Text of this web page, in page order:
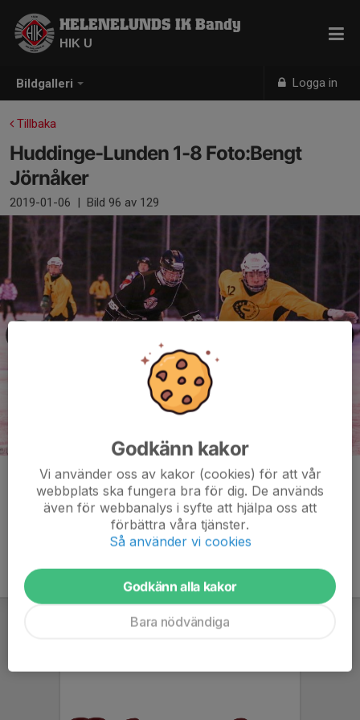
Bildgalleri Logga in
HELENELUNDS IK Bandy
HIK U
Tillbaka
Huddinge-Lunden 1-8 Foto:Bengt
Jörnåker
2019-01-06 | Bild 96 av 129
Kommentarer
Godkänn kakor
Vi använder oss av kakor (cookies) för att vår
webbplats ska fungera bra för dig. De används
även för webbanalys i syfte att hjälpa oss att
förbättra våra tjänster.
Så använder vi cookies
Godkänn alla kakor
Bara nödvändiga